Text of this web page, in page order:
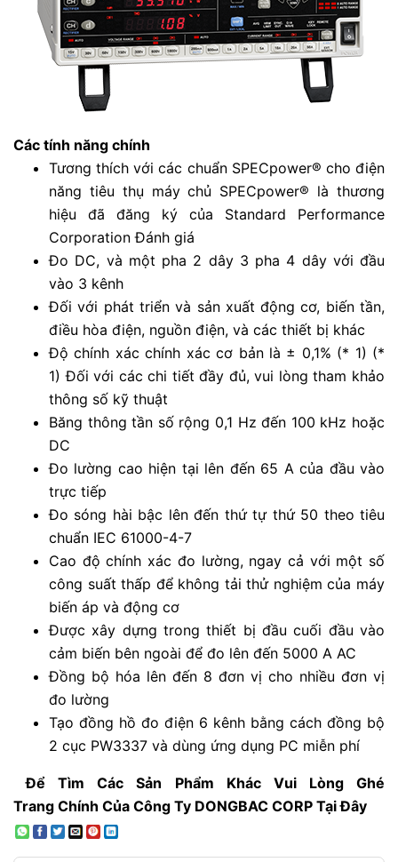
Các tính năng chính
Tương thích với các chuẩn SPECpower® cho điện
năng tiêu thụ máy chủ SPECpower® là thương
hiệu đã đăng ký của Standard Performance
Corporation Đánh giá
Đo DC, và một pha 2 dây 3 pha 4 dây với đầu
vào 3 kênh
Đối với phát triển và sản xuất động cơ, biến tần,
điều hòa điện, nguồn điện, và các thiết bị khác
Độ chính xác chính xác cơ bản là ± 0,1% (* 1) (*
1) Đối với các chi tiết đầy đủ, vui lòng tham khảo
thông số kỹ thuật
Băng thông tần số rộng 0,1 Hz đến 100 kHz hoặc
DC
Đo lường cao hiện tại lên đến 65 A của đầu vào
trực tiếp
Đo sóng hài bậc lên đến thứ tự thứ 50 theo tiêu
chuẩn IEC 61000-4-7
Cao độ chính xác đo lường, ngay cả với một số
công suất thấp để không tải thử nghiệm của máy
biến áp và động cơ
Được xây dựng trong thiết bị đầu cuối đầu vào
cảm biến bên ngoài để đo lên đến 5000 A AC
Đồng bộ hóa lên đến 8 đơn vị cho nhiều đơn vị
đo lường
Tạo đồng hồ đo điện 6 kênh bằng cách đồng bộ
2 cục PW3337 và dùng ứng dụng PC miễn phí
Để Tìm Các Sản Phẩm Khác Vui Lòng Ghé
Trang Chính Của Công Ty DONGBAC CORP Tại Đây